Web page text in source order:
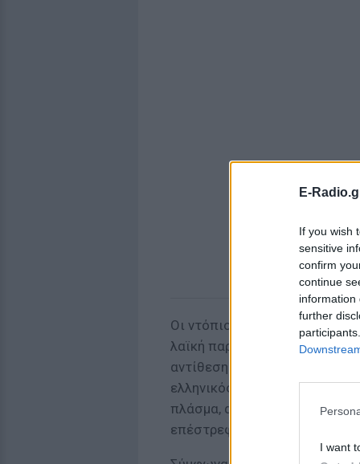
E-
If you wish
sensitive
confirm
continue
information
further
I want
Οι ντόπιοι τον αποκαλούσαν
λαϊκή παράδοση περιγράφει
αντίθεση με τους κλασικούς
ελληνικός βρυκόλακας δεν
πλάσμα, αλλά περισσότερο
επέστρεφε από τον τάφο για